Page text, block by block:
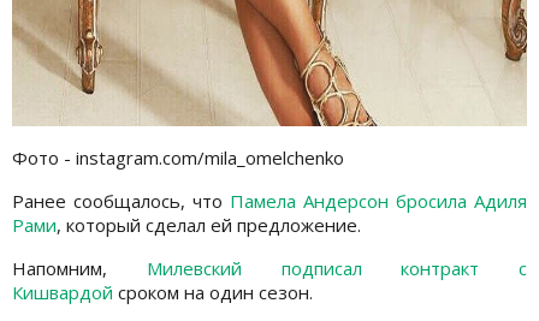
Фото - instagram.com/mila_omelchenko
Ранее сообщалось, что Памела Андерсон бросила Адиля
Рами, который сделал ей предложение.
Напомним, Милевский подписал контракт с
Кишвардой сроком на один сезон.